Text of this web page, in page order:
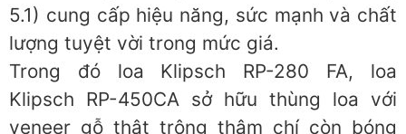
5.1) cung cấp hiệu năng, sức mạnh và chất
lượng tuyệt vời trong mức giá.
Trong đó loa Klipsch RP-280 FA, loa
Klipsch RP-450CA sở hữu thùng loa với
veneer gỗ thật trông thậm chí còn bóng